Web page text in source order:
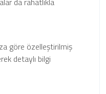
göre özelleştirilmiş
detaylı bilgi